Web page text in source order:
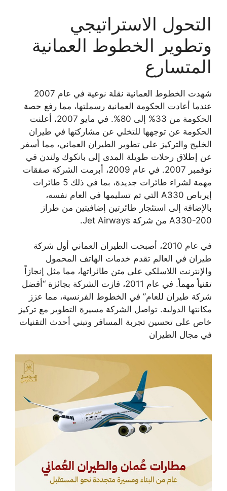
التحول الاستراتيجي
وتطوير الخطوط العمانية
المتسارع
شهدت الخطوط العمانية نقلة نوعية في عام 2007
عندما أعادت الحكومة العمانية رسملتها، مما رفع حصة
الحكومة من 33% إلى 80%. في مايو 2007، أعلنت
الحكومة عن توجهها للتخلي عن مشاركتها في طيران
الخليج والتركيز على تطوير الطيران العماني، مما أسفر
عن إطلاق رحلات طويلة المدى إلى بانكوك ولندن في
نوفمبر 2007. في عام 2009، أبرمت الشركة صفقات
مهمة لشراء طائرات جديدة، بما في ذلك 5 طائرات
إيرباص A330 التي تم تسليمها في العام نفسه،
بالإضافة إلى استئجار طائرتين إضافيتين من طراز
A330-200 من شركة Jet Airways.
في عام 2010، أصبحت الطيران العماني أول شركة
طيران في العالم تقدم خدمات الهاتف المحمول
والإنترنت اللاسلكي على متن طائراتها، مما مثل إنجازاً
تقنياً مهماً. في عام 2011، فازت الشركة بجائزة “أفضل
شركة طيران للعام” في الخطوط الفرنسية، مما عزز
مكانتها الدولية. تواصل الشركة مسيرة التطوير مع تركيز
خاص على تحسين تجربة المسافر وتبني أحدث التقنيات
في مجال الطيران